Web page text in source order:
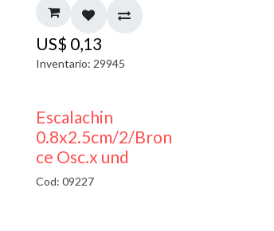
US$ 0,13
Inventario: 29945
Escalachin
0.8x2.5cm/2/Bron
ce Osc.x und
Cod: 09227